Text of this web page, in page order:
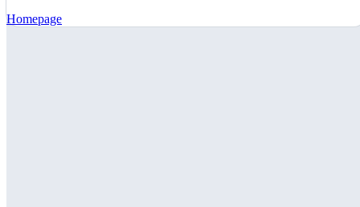
Homepage